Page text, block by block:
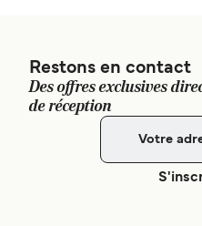
Restons en contact
Des offres exclusives
de réception